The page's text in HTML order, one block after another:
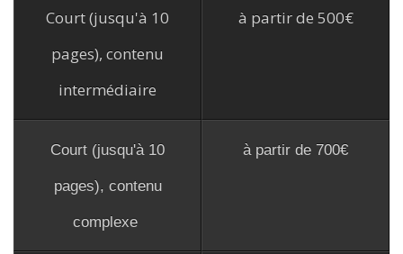
Court (jusqu'à 10
pages), contenu
intermédiaire
Court (jusqu'à 10
pages), contenu
complexe
à partir de 500€
à partir de 700€